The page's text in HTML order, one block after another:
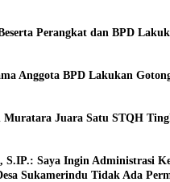
Perangkat dan BPD
Anggota BPD Lakukan
Muratara Juara Satu STQH
S.IP.: Saya Ingin Administrasi
Sukamerindu Tidak Ada